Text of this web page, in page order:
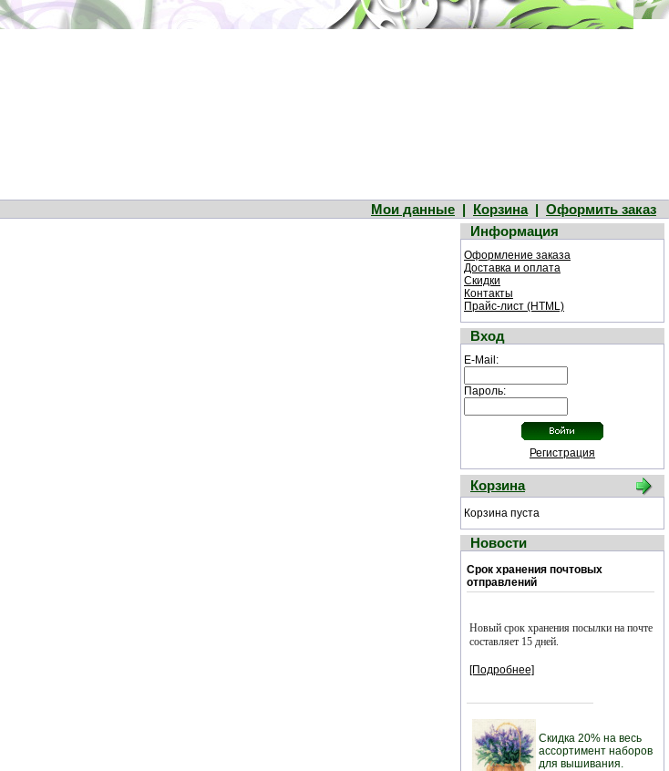
Мои данные | Корзина| Оформить заказ
Информация
Оформление заказа
Доставка и оплата
Скидки
Контакты
Прайс-лист (HTML)
Вход
E-Mail:
Пароль:
Регистрация
Корзина
Корзина пуста
Новости
Срок хранения почтовых
отправлений
Новый срок хранения посылки на почте
составляет 15 дней.
[Подробнее]
Скидка 20% на весь
ассортимент наборов
для вышивания.